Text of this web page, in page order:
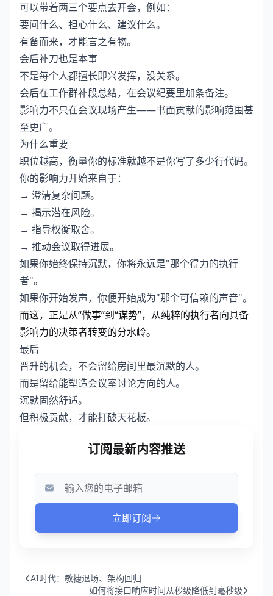
可以带着两三个要点去开会，例如：
要问什么、担心什么、建议什么。
有备而来，才能言之有物。
会后补刀也是本事
不是每个人都擅长即兴发挥，没关系。
会后在工作群补段总结，在会议纪要里加条备注。
影响力不只在会议现场产生——书面贡献的影响范围甚
至更广。
为什么重要
职位越高，衡量你的标准就越不是你写了多少行代码。
你的影响力开始来自于：
→ 澄清复杂问题。
→ 揭示潜在风险。
→ 指导权衡取舍。
→ 推动会议取得进展。
如果你始终保持沉默，你将永远是"那个得力的执行
者"。
如果你开始发声，你便开始成为"那个可信赖的声音"。
而这，正是从“做事”到“谋势”，从纯粹的执行者向具备
影响力的决策者转变的分水岭。
最后
晋升的机会，不会留给房间里最沉默的人。
而是留给能塑造会议室讨论方向的人。
沉默固然舒适。
但积极贡献，才能打破天花板。
AI时代：敏捷退场、架构回归
如何将接口响应时间从秒级降低到毫秒级